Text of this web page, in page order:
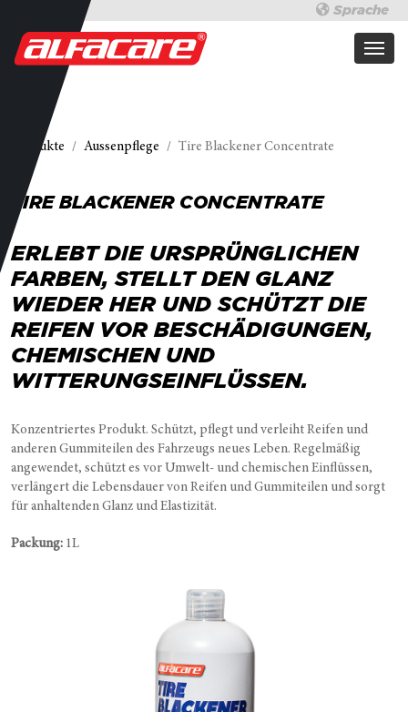
Sprache
Produkte Aussenpflege Tire Blackener Concentrate
TIRE BLACKENER CONCENTRATE
ERLEBT DIE URSPRÜNGLICHEN
FARBEN, STELLT DEN GLANZ
WIEDER HER UND SCHÜTZT DIE
REIFEN VOR BESCHÄDIGUNGEN,
CHEMISCHEN UND
WITTERUNGSEINFLÜSSEN.
Konzentriertes Produkt. Schützt, pflegt und verleiht Reifen und
anderen Gummiteilen des Fahrzeugs neues Leben. Regelmäßig
angewendet, schützt es vor Umwelt- und chemischen Einflüssen,
verlängert die Lebensdauer von Reifen und Gummiteilen und sorgt
für anhaltenden Glanz und Elastizität.
Packung: 1L